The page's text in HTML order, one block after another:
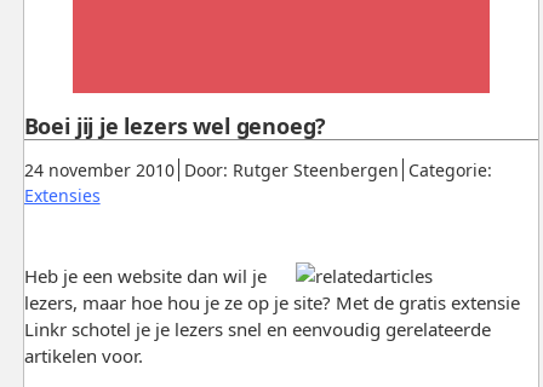
Gepubliceerd:
24 november 2010. Door: Rutger Steenbergen. Categorie:
Extensies.
Boei jij je lezers wel genoeg?
Heb je een website dan wil je
lezers, maar hoe hou je ze op je site? Met de gratis extensie
Linkr schotel je je lezers snel en eenvoudig gerelateerde
artikelen voor.